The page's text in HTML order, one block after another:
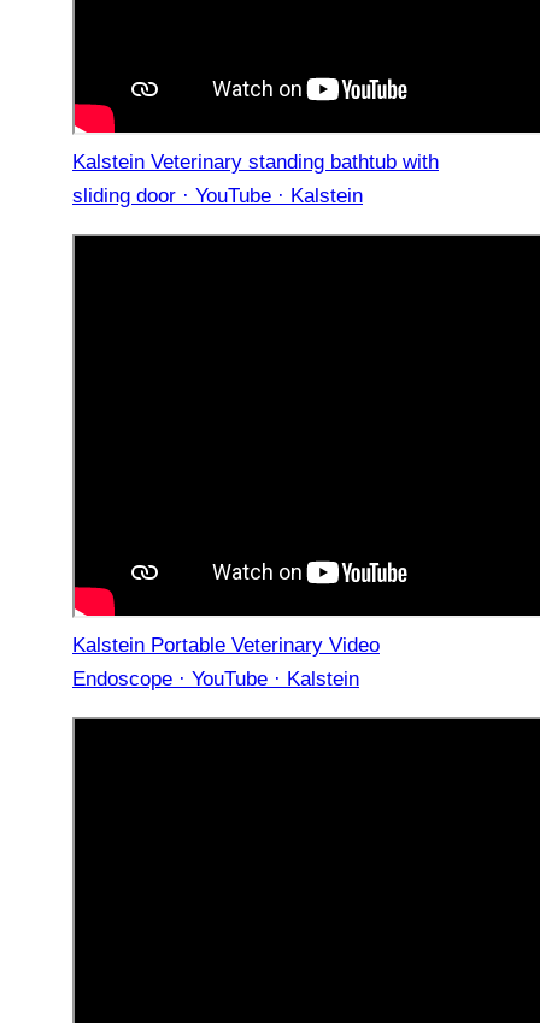
Kalstein Veterinary standing bathtub with
sliding door · YouTube · Kalstein
Kalstein Portable Veterinary Video
Endoscope · YouTube · Kalstein